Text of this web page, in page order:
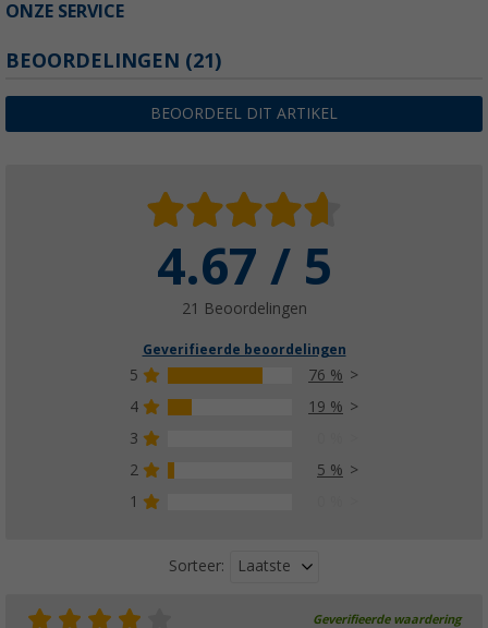
ONZE SERVICE
BEOORDELINGEN (21)
BEOORDEEL DIT ARTIKEL
4.67 / 5
21 Beoordelingen
Geverifieerde beoordelingen
5
76 %
4
19 %
3
2
5 %
1
Sorteer: Laatste
Geverifieerde waardering